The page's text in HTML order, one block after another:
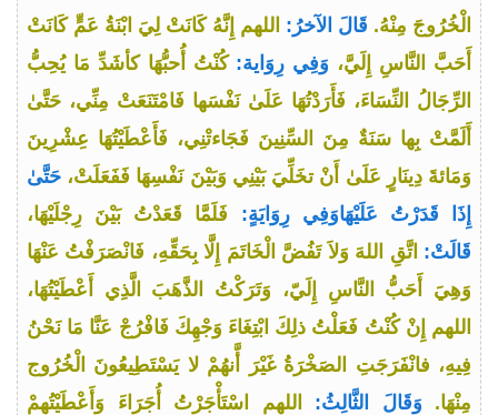
الْخُرُوجَ مِنْهُ. قَالَ الآخرُ: اللهم إِنَّهُ كَانَتْ لِيَ ابْنَةُ عَمٍّ كَانَتْ
أَحَبَّ النَّاسِ إِلَيَّ، وَفِي رِوَاية: كُنْتُ أُحبُّهَا كأشَدِّ مَا يُحِبُّ
الرِّجَالُ النِّسَاءَ، فَأَرَدْتُهَا عَلَىٰ نَفْسَها فَامْتَنَعَتْ مِنِّي، حَتَّىٰ
أَلَمَّتْ بِها سَنَةٌ مِنَ السِّنِينَ فَجَاءتْنِي، فَأَعْطَيْتُهَا عِشْرِينَ
وَمَائةَ دِينَارٍ عَلَىٰ أَنْ تخَلِّيَ بَيْنِي وَبَيْنَ نَفْسِهَا فَفَعَلَتْ، حَتَّىٰ
إِذَا قَدَرْتُ عَلَيْهَاوَفِي رِوَايَةٍ: فَلَمَّا قَعَدْتُ بَيْنَ رِجْلَيْهَا،
قَالَتْ: اتَّقِ اللهَ وَلاَ تَفُضَّ الْخَاتَمَ إِلَّا بِحَقِّهِ، فَانْصَرَفْتُ عَنْهَا
وَهِيَ أَحَبُّ النَّاسِ إِلَيّ، وَتَرَكْتُ الذَّهَبَ الَّذِي أَعْطَيْتُهَا،
اللهم إِنْ كُنْتُ فَعَلْتُ ذلِكَ ابْتِغَاءَ وَجْهِكَ فَافْرُجْ عَنَّا مَا نَحْنُ
فِيهِ، فانْفَرَجَتِ الصَخْرَةُ غَيْرَ أَّنهُمْ لا يَسْتَطِيعُونَ الْخُرُوج
مِنْهَا. وَقَالَ الثَّالِثُ: اللهم اسْتَأْجَرْتُ أُجَرَاءَ وَأَعْطَيْتُهمْ